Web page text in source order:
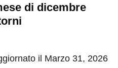
di dicembre
il Marzo 31, 2026